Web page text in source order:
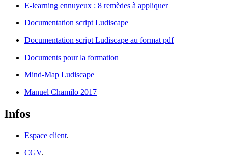
E-learning ennuyeux : 8 remèdes à appliquer
Documentation script Ludiscape
Documentation script Ludiscape au format pdf
Documents pour la formation
Mind-Map Ludiscape
Manuel Chamilo 2017
Infos
Espace client.
CGV.